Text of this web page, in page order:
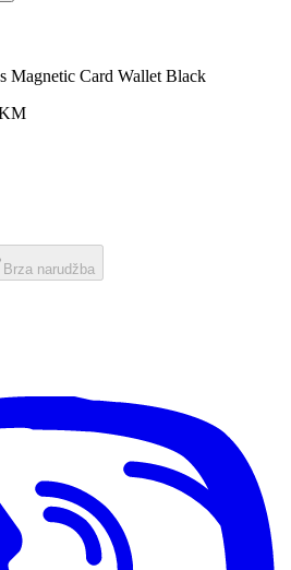
Magnetic Card Wallet Black
Brza narudžba